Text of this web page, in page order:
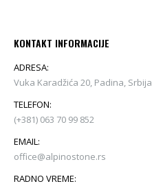
KONTAKT INFORMACIJE
ADRESA:
Vuka Karadžića 20, Padina, Srbija
TELEFON:
(+381) 063 70 99 852
EMAIL:
office@alpinostone.rs
RADNO VREME: